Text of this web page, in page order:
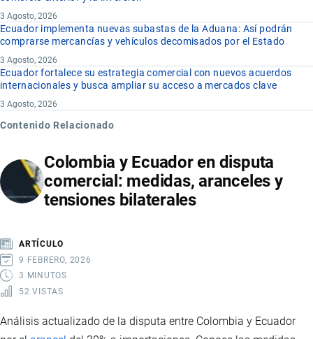
3 Agosto, 2026
Ecuador implementa nuevas subastas de la Aduana: Así podrán
comprarse mercancías y vehículos decomisados por el Estado
3 Agosto, 2026
Ecuador fortalece su estrategia comercial con nuevos acuerdos
internacionales y busca ampliar su acceso a mercados clave
3 Agosto, 2026
Contenido Relacionado
Colombia y Ecuador en disputa
comercial: medidas, aranceles y
tensiones bilaterales
ARTÍCULO
9 FEBRERO, 2026
3 MINUTOS
52 VISTAS
Análisis actualizado de la disputa entre Colombia y Ecuador